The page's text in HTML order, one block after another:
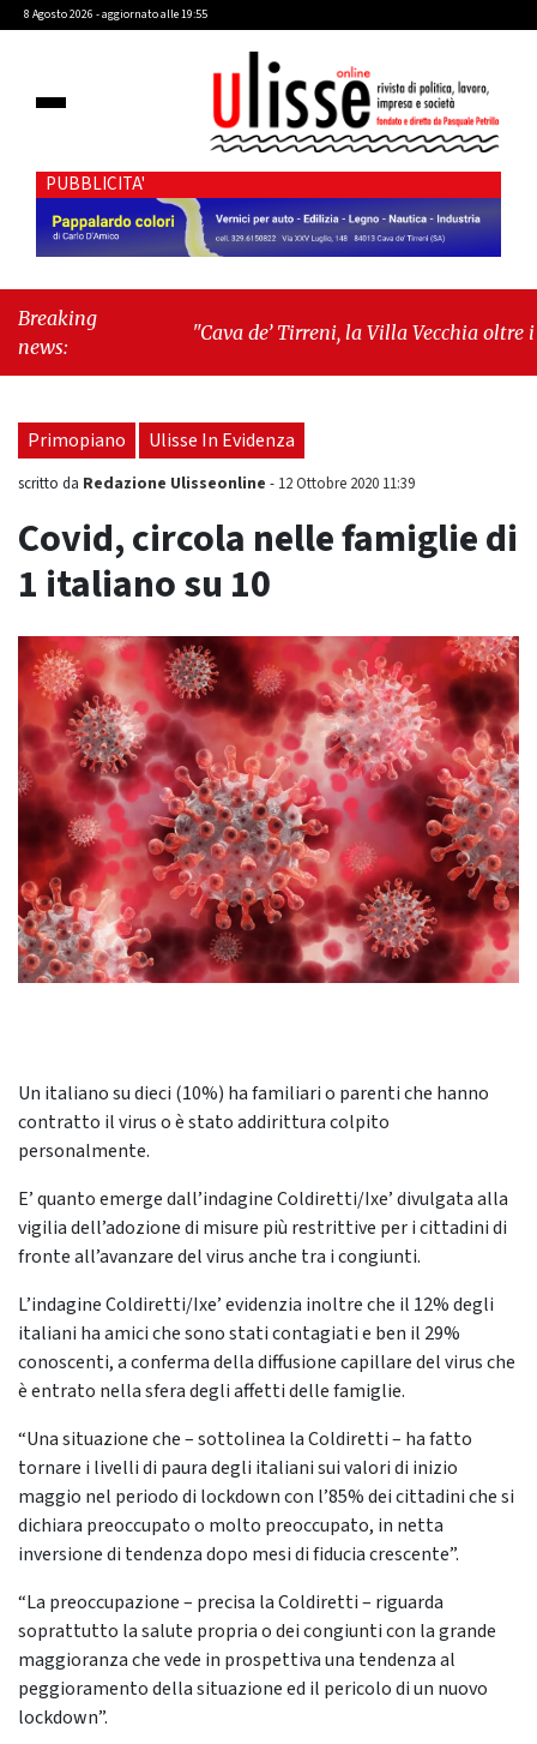
8 Agosto 2026 - aggiornato alle 19:55
PUBBLICITA'
Breaking
news:
"Cava de’ Tirreni, la Villa Vecchia oltre i
seduta consiliare: “Serve chiarezza!”"
Primopiano Ulisse In Evidenza
scritto da Redazione Ulisseonline - 12 Ottobre 2020 11:39
Covid, circola nelle famiglie di
1 italiano su 10
Un italiano su dieci (10%) ha familiari o parenti che hanno
contratto il virus o è stato addirittura colpito
personalmente.
E’ quanto emerge dall’indagine Coldiretti/Ixe’ divulgata alla
vigilia dell’adozione di misure più restrittive per i cittadini di
fronte all’avanzare del virus anche tra i congiunti.
L’indagine Coldiretti/Ixe’ evidenzia inoltre che il 12% degli
italiani ha amici che sono stati contagiati e ben il 29%
conoscenti, a conferma della diffusione capillare del virus che
è entrato nella sfera degli affetti delle famiglie.
“Una situazione che – sottolinea la Coldiretti – ha fatto
tornare i livelli di paura degli italiani sui valori di inizio
maggio nel periodo di lockdown con l’85% dei cittadini che si
dichiara preoccupato o molto preoccupato, in netta
inversione di tendenza dopo mesi di fiducia crescente”.
“La preoccupazione – precisa la Coldiretti – riguarda
soprattutto la salute propria o dei congiunti con la grande
maggioranza che vede in prospettiva una tendenza al
peggioramento della situazione ed il pericolo di un nuovo
lockdown”.